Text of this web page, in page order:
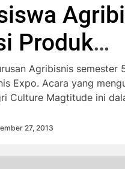
Produk
Lokal
Agribisnis semester
Expo. Acara yang
Culture Magtitude ini
27, 2013